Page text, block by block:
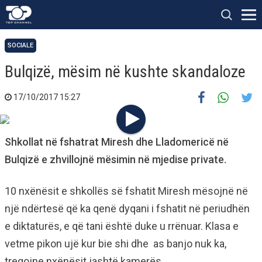
SOCIALE
Bulqizë, mësim në kushte skandaloze
17/10/2017 15:27
Shkollat në fshatrat Miresh dhe Lladomericë në
Bulqizë e zhvillojnë mësimin në mjedise private.
10 nxënësit e shkollës së fshatit Miresh mësojnë në
një ndërtesë që ka qenë dyqani i fshatit në periudhën
e diktaturës, e që tani është duke u rrënuar. Klasa e
vetme pikon ujë kur bie shi dhe as banjo nuk ka,